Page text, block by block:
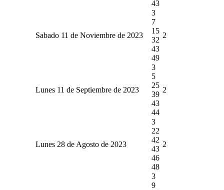
43
Sabado 11 de Noviembre de 2023
3
7
15
32
43
49
2
Lunes 11 de Septiembre de 2023
3
5
25
39
43
44
2
Lunes 28 de Agosto de 2023
3
22
42
43
46
48
2
3
9